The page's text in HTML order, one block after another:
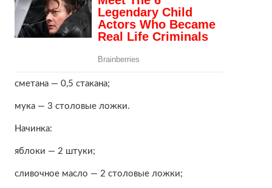
сметана — 0,5 стакана;
мука — 3 столовые ложки.
Начинка:
яблоки — 2 штуки;
сливочное масло — 2 столовые ложки;